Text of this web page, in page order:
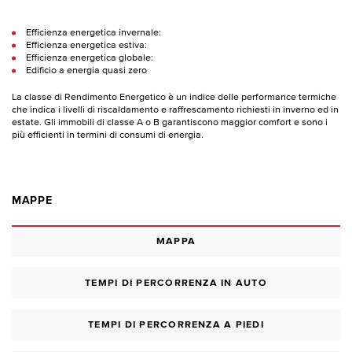
Efficienza energetica invernale:
Efficienza energetica estiva:
Efficienza energetica globale:
Edificio a energia quasi zero
La classe di Rendimento Energetico è un indice delle performance termiche
che indica i livelli di riscaldamento e raffrescamento richiesti in inverno ed in
estate. Gli immobili di classe A o B garantiscono maggior comfort e sono i
più efficienti in termini di consumi di energia.
MAPPE
MAPPA
TEMPI DI PERCORRENZA IN AUTO
TEMPI DI PERCORRENZA A PIEDI